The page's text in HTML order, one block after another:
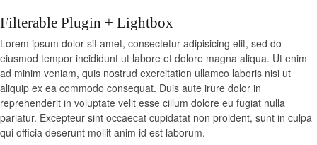
Filterable Plugin + Lightbox
Lorem ipsum dolor sit amet, consectetur adipisicing elit, sed do
eiusmod tempor incididunt ut labore et dolore magna aliqua. Ut enim
ad minim veniam, quis nostrud exercitation ullamco laboris nisi ut
aliquip ex ea commodo consequat. Duis aute irure dolor in
reprehenderit in voluptate velit esse cillum dolore eu fugiat nulla
pariatur. Excepteur sint occaecat cupidatat non proident, sunt in culpa
qui officia deserunt mollit anim id est laborum.